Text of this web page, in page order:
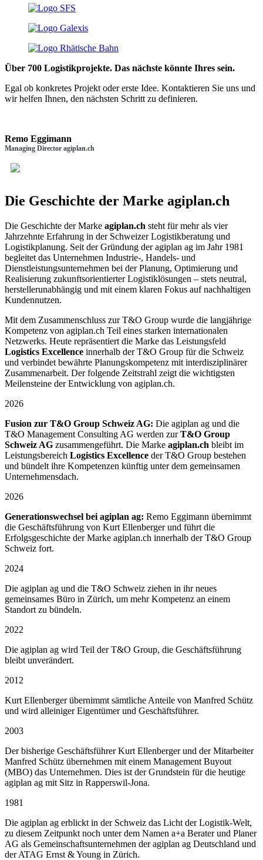
Über 700 Logistikprojekte. Das nächste könnte Ihres sein.
Egal ob konkretes Projekt oder erste Idee. Kontaktieren Sie uns und
wir helfen Ihnen, den nächsten Schritt zu definieren.
Remo Eggimann
Managing Director agiplan.ch
Die Geschichte der Marke agiplan.ch
Die Geschichte der Marke agiplan.ch steht für mehr als vier
Jahrzehnte Erfahrung in der Schweizer Logistikberatung und
Logistikplanung. Seit der Gründung der agiplan ag im Jahr 1981
begleitet das Unternehmen Industrie-, Handels- und
Dienstleistungsunternehmen bei der Planung, Optimierung und
Realisierung zukunftsorientierter Logistiklösungen – stets neutral,
herstellerunabhängig und mit einem klaren Fokus auf nachhaltigen
Kundennutzen.
Mit dem Zusammenschluss zur T&O Group wurde die langjährige
Kompetenz von agiplan.ch Teil eines starken internationalen
Netzwerks. Heute repräsentiert die Marke das Leistungsfeld
Logistics Excellence innerhalb der T&O Group für die Schweiz
und verbindet bewährte Planungskompetenz mit interdisziplinärer
Zusammenarbeit. Der folgende Zeitstrahl zeigt die wichtigsten
Meilensteine der Entwicklung von agiplan.ch.
2026
Fusion zur T&O Group Schweiz AG: Die agiplan ag und die
T&O Management Consulting AG werden zurT&O Group
Schweiz AG zusammengeführt. Die Marke agiplan.ch bleibt im
Leistungsbereich Logistics Excellence der T&O Group bestehen
und bündelt ihre Kompetenzen künftig unter dem gemeinsamen
Unternehmensdach.
2026
Generationswechsel bei agiplan ag: Remo Eggimann übernimmt
die Geschäftsführung von Kurt Ellenberger und führt die
Erfolgsgeschichte der Marke agiplan.ch innerhalb der T&O Group
Schweiz fort.
2024
Die agiplan ag und die T&O Schweiz ziehen in ihr neues
gemeinsames Büro in Zürich, um mehr Kompetenz an einem
Standort zu bündeln.
2022
Die agiplan ag wird Teil der T&O Group, die Geschäftsführung
bleibt unverändert.
2012
Kurt Ellenberger übernimmt sämtliche Anteile von Manfred Schütz
und wird alleiniger Eigentümer und Geschäftsführer.
2003
Der bisherige Geschäftsführer Kurt Ellenberger und der Mitarbeiter
Manfred Schütz übernehmen mit einem Management Buyout
(MBO) das Unternehmen. Dies ist der Grundstein für die heutige
agiplan ag mit Sitz in Rapperswil-Jona.
1981
Die agiplan ag erblickt in der Schweiz das Licht der Logistik-Welt,
zu diesem Zeitpunkt noch unter dem Namen a+a Berater und Planer
AG als Gemeinschaftsunternehmen der agiplan ag Deutschland und
der ATAG Ernst & Young in Zürich.